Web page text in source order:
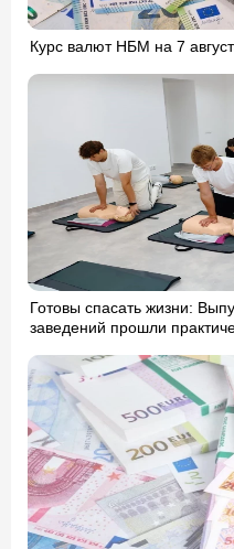
Курс валют НБМ на 7
Готовы спасать жизни:
заведений прошли